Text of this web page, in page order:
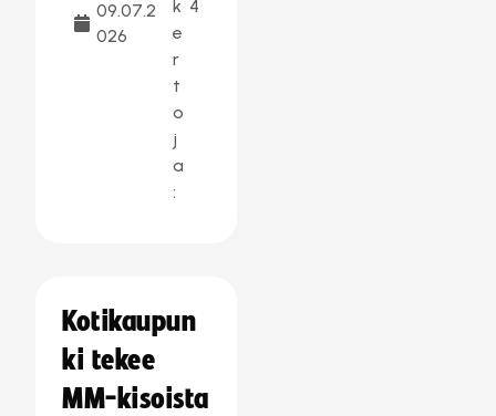
09.07.2
026
k
e
r
t
o
j
a
:
4
Kotikaupun
ki tekee
MM-kisoista